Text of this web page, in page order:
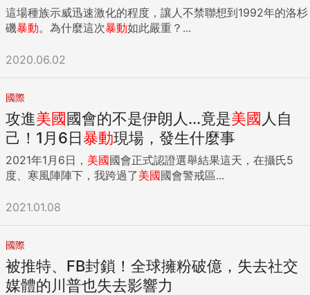
這場種族示威迅速激化的程度，讓人不禁聯想到1992年的洛杉
磯暴動。為什麼這次暴動如此嚴重？...
2020.06.02
國際
攻進美國國會的不是伊朗人...竟是美國 人自
己！1月6日暴動現場，發生什麼事
2021年1月6日， 美國國會正式認證選舉結果這天，在攝氏5
度、寒風陣陣下，我跨過了美國國會警戒區...
2021.01.08
國際
被推特、FB封鎖！全球擁粉破億，失去社交
媒體的川普也失去影響力